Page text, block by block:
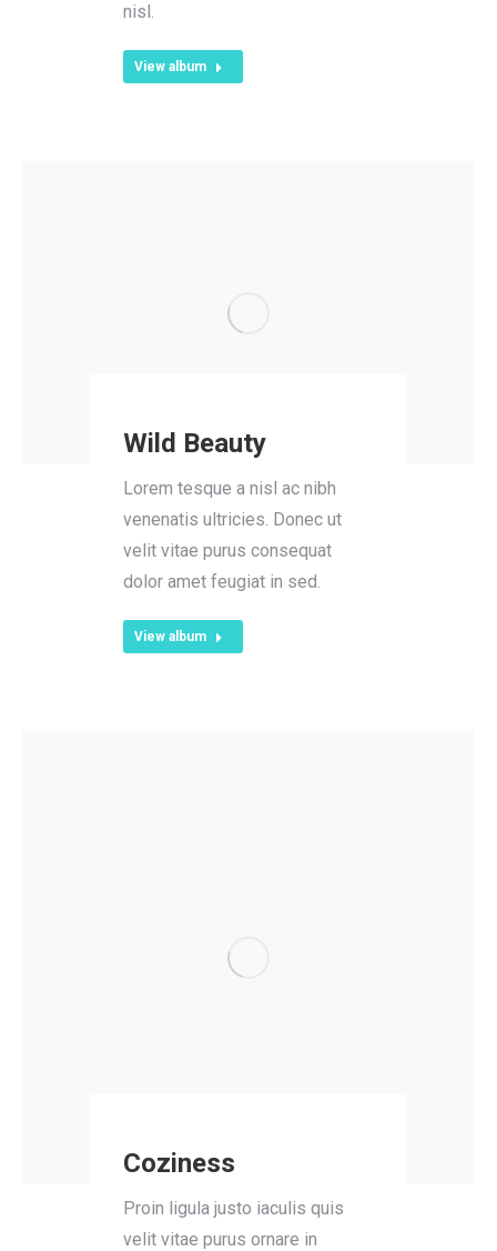
nisl.
View album
Wild Beauty
Lorem tesque a nisl ac nibh
venenatis ultricies. Donec ut
velit vitae purus consequat
dolor amet feugiat in sed.
View album
Coziness
Proin ligula justo iaculis quis
velit vitae purus ornare in